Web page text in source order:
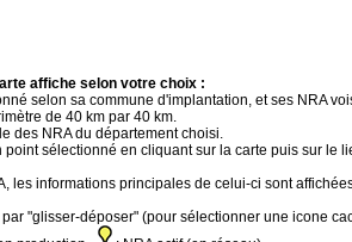
affiche selon votre choix :
selon sa commune d'implantation, et ses NRA
de 40 km par 40 km.
des NRA du département choisi.
sélectionné en cliquant sur la carte puis sur le
les informations principales de celui-ci sont
"glisser-déposer" (pour sélectionner une icone